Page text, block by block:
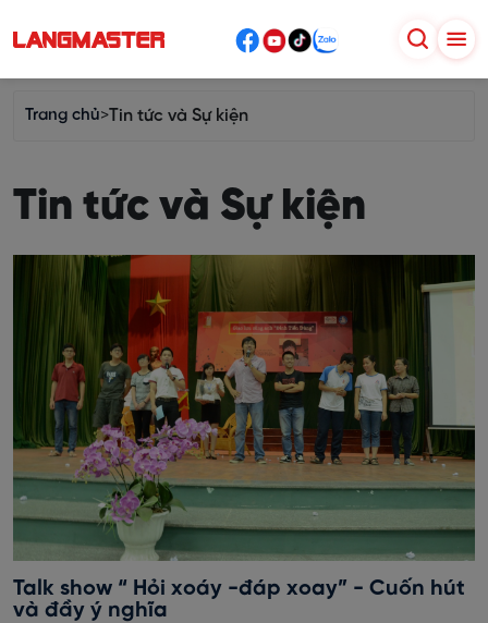
Trang chủ>Tin tức và Sự kiện
Tin tức và Sự kiện
Talk show “ Hỏi xoáy -đáp xoay” - Cuốn hút
và đầy ý nghĩa